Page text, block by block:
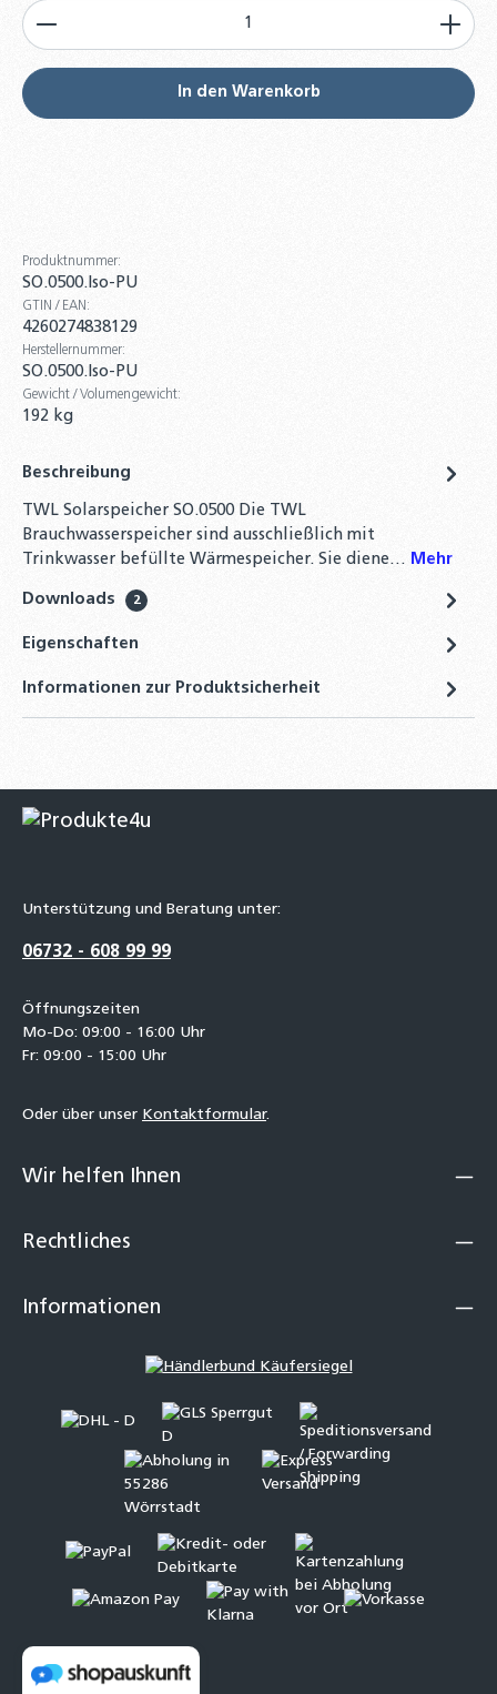
Produkt Anzahl: Gib den gewünschten Wert ein
In den Warenkorb
Produktnummer:
SO.0500.Iso-PU
GTIN / EAN:
4260274838129
Herstellernummer:
SO.0500.Iso-PU
Gewicht / Volumengewicht:
192 kg
Beschreibung
TWL Solarspeicher SO.0500 Die TWL
Brauchwasserspeicher sind ausschließlich mit
Trinkwasser befüllte Wärmespeicher. Sie diene… Mehr
Downloads 2
Eigenschaften
Informationen zur Produktsicherheit
Unterstützung und Beratung unter:
06732 - 608 99 99
Öffnungszeiten
Mo-Do: 09:00 - 16:00 Uhr
Fr: 09:00 - 15:00 Uhr
Oder über unser Kontaktformular.
Wir helfen Ihnen
Rechtliches
Informationen